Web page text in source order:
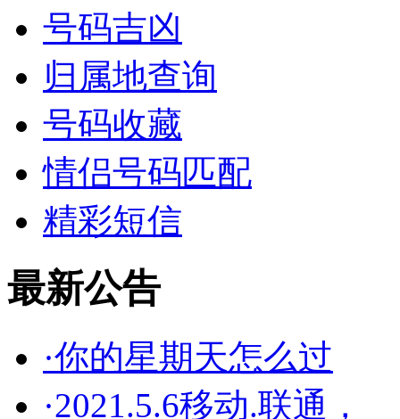
号码吉凶
归属地查询
号码收藏
情侣号码匹配
精彩短信
最新公告
·你的星期天怎么过
·2021.5.6移动.联通，